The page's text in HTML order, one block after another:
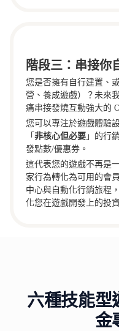
階段三：串接你
您是否擁有自行建置、
營、養成遊戲）？未來
痛串接發燒互動強大的
您可以專注於遊戲體驗
「非核心但必要 」的行
發點數/優惠券。
這代表您的遊戲不再是
家行為轉化為可用的會
中心與自動化行銷旅程
化您在遊戲開發上的投
六種技能型
金